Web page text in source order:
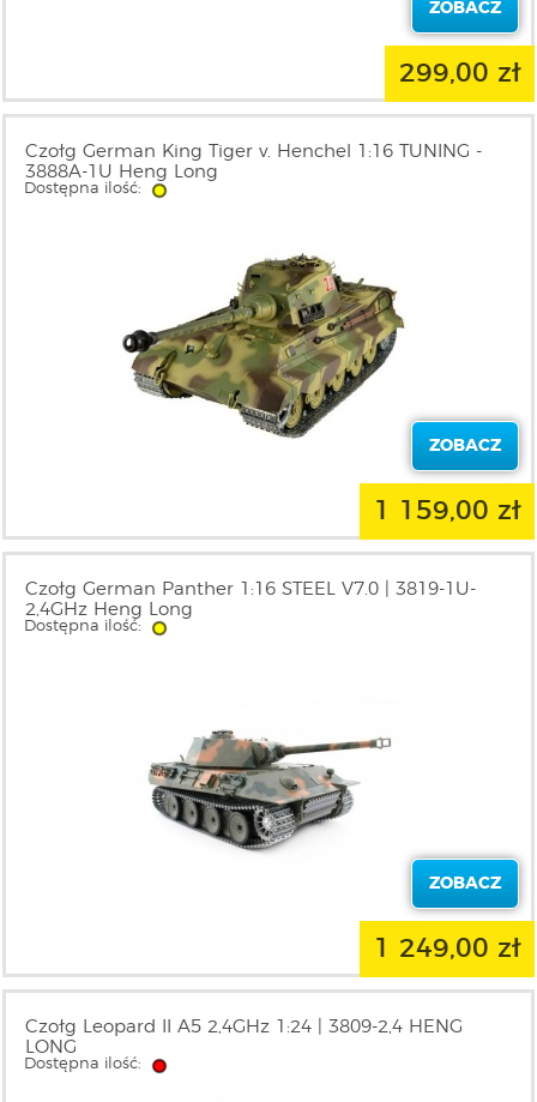
ZOBACZ
299,00 zł
Czołg German King Tiger v. Henchel 1:16 TUNING -
3888A-1U Heng Long
Dostępna ilość:
ZOBACZ
1 159,00 zł
Czołg German Panther 1:16 STEEL V7.0 | 3819-1U-
2,4GHz Heng Long
Dostępna ilość:
ZOBACZ
1 249,00 zł
Czołg Leopard II A5 2,4GHz 1:24 | 3809-2,4 HENG
LONG
Dostępna ilość: